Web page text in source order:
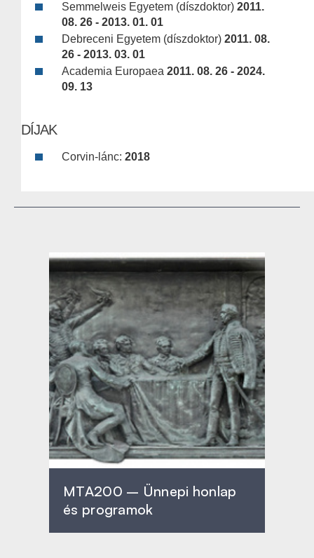
Semmelweis Egyetem (díszdoktor) 2011.
08. 26 - 2013. 01. 01
Debreceni Egyetem (díszdoktor) 2011. 08.
26 - 2013. 03. 01
Academia Europaea 2011. 08. 26 - 2024.
09. 13
DÍJAK
Corvin-lánc: 2018
MTA200 – Ünnepi honlap
és programok